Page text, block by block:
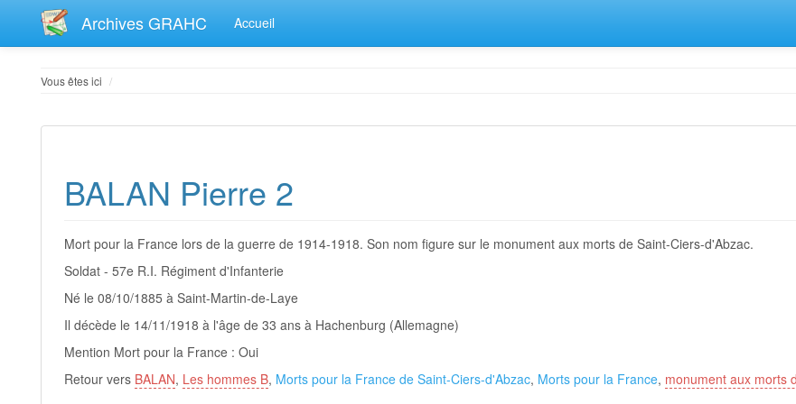
Archives GRAHC Accueil
Vous êtes ici
BALAN Pierre 2
Mort pour la France lors de la guerre de 1914-1918. Son nom figure sur le monument aux morts de Saint-Ciers-d'Abzac.
Soldat - 57e R.I. Régiment d'Infanterie
Né le 08/10/1885 à Saint-Martin-de-Laye
Il décède le 14/11/1918 à l'âge de 33 ans à Hachenburg (Allemagne)
Mention Mort pour la France : Oui
Retour vers BALAN, Les hommes B, Morts pour la France de Saint-Ciers-d'Abzac, Morts pour la France, monument aux morts